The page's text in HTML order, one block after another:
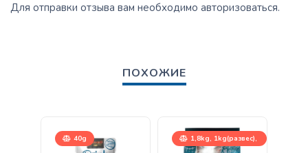
Для отправки отзыва вам необходимо авторизоваться.
ПОХОЖИЕ
40g
1,8kg, 1kg(развес),